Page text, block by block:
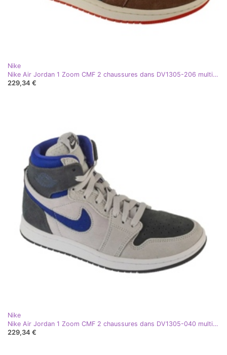
Nike
Nike Air Jordan 1 Zoom CMF 2 chaussures dans DV1305-206 multicolore
229,34 €
Nike
Nike Air Jordan 1 Zoom CMF 2 chaussures dans DV1305-040 multicolore
229,34 €